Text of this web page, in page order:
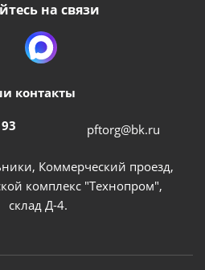
на связи
контакты
pftorg@bk.ru
Коммерческий проезд,
комплекс "Технопром",
склад Д-4.